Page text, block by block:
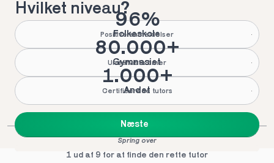
Hvilket niveau?
Folkeskole
Gymnasiet
Andet
Næste
Spring over
1 ud af 9 for at finde den rette tutor
96%
Positive anmeldelser
80.000+
Underviste timer
1.000+
Certificerede tutors